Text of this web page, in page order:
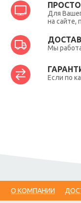
Для
на сайте,
Мы
Если по
О КОМПАНИИ